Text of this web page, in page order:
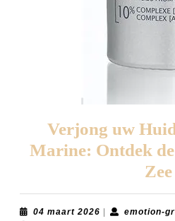
Verjong uw
Marine: Ontdek
Zee
04 maart 2026 04
| emotion-